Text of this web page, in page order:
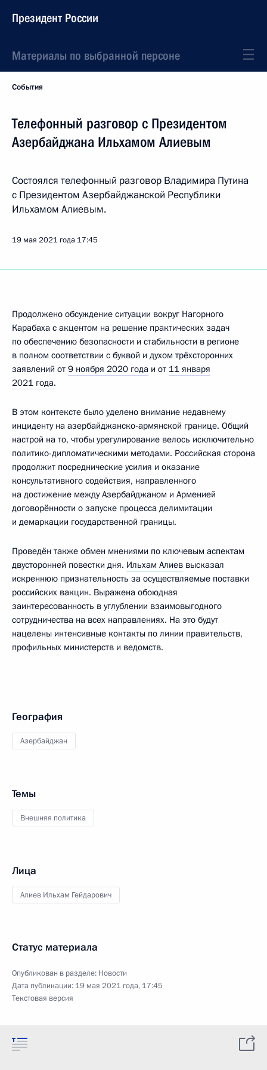
Президент России
Материалы по выбранной персоне
События
Телефонный разговор с Президентом
Азербайджана Ильхамом Алиевым
Состоялся телефонный разговор Владимира Путина
с Президентом Азербайджанской Республики
Ильхамом Алиевым.
19 мая 2021 года 17:45
Продолжено обсуждение ситуации вокруг Нагорного
Карабаха с акцентом на решение практических задач
по обеспечению безопасности и стаби­льности в регионе
в полном соответствии с буквой и духом трёхсторонних
заявлений от 9 ноября 2020 года и от 11 января
2021 года.
В этом контексте было уделено внимание недавнему
инциденту на азербайджанско-армянской границе. Общий
настрой на то, чтобы урегулирование велось исклю­чи­тельно
политико-диплома­ти­чес­кими методами. Российская сторона
продолжит посреднические усилия и оказание
консультативного содействия, направленного
на достижение между Азербайджаном и Арменией
договорённости о запуске процесса делимитации
и демаркации государст­венной границы.
Проведён также обмен мнениями по ключевым аспектам
двусторонней повестки дня. Ильхам Алиев высказал
искреннюю признательность за осуществляемые поставки
российских вакцин. Выражена обоюдная
заинтересованность в углублении взаимовыгодного
сотрудничества на всех направлениях. На это будут
нацелены интенсивные контакты по линии правительств,
профильных министерств и ведомств.
География
Азербайджан
Темы
Внешняя политика
Лица
Алиев Ильхам Гейдарович
Статус материала
Опубликован в разделе: Новости
Дата публикации: 19 мая 2021 года, 17:45
Текстовая версия